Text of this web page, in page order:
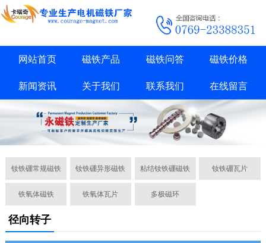
网站首页 磁铁产品 磁铁问答 磁铁价格
新闻资讯 关于我们 联系我们 在线留言
钕铁硼常规磁铁 钕铁硼异形磁铁 粘结钕铁硼磁铁 钕铁硼瓦片
铁氧体磁铁 铁氧体瓦片 多极磁环
径向转子